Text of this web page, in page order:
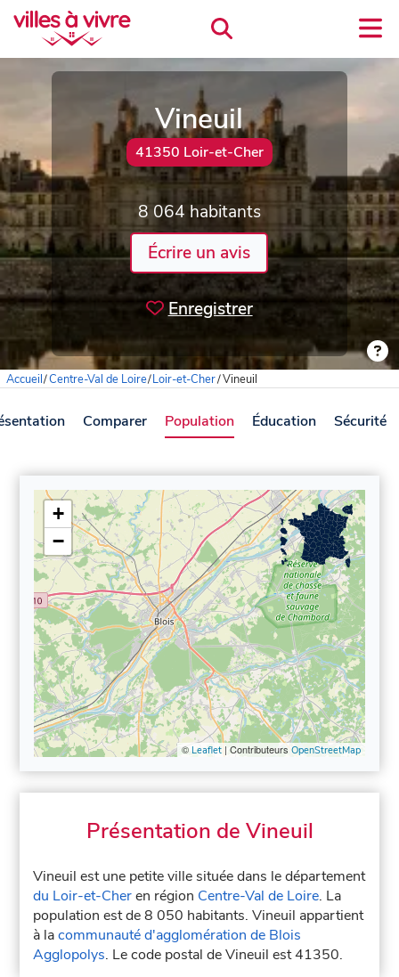
Vineuil
41350 Loir-et-Cher
8 064 habitants
Écrire un avis
Enregistrer
Accueil/Centre-Val de Loire/Loir-et-Cher/Vineuil
Comparer Population Éducation Sécurité
+
−
© Leaflet| Contributeurs OpenStreetMap
Présentation de Vineuil
Vineuil est une petite ville située dans le département
du Loir-et-Cheren région Centre-Val de Loire. La
population est de 8 050 habitants. Vineuil appartient
à lacommunauté d'agglomération de Blois
Agglopolys. Le code postal de Vineuil est 41350.